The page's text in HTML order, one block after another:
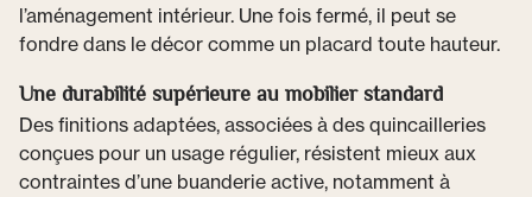
l’aménagement intérieur. Une fois fermé, il peut se
fondre dans le décor comme un placard toute hauteur.
Une durabilité supérieure au mobilier standard
Des finitions adaptées, associées à des quincailleries
conçues pour un usage régulier, résistent mieux aux
contraintes d’une buanderie active, notamment à